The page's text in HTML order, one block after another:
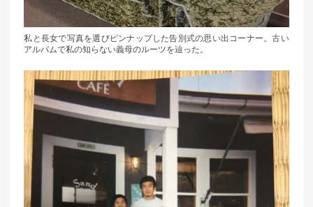
私と長女で写真を選びピンナップした告別式の思い出コーナー。古い
アルバムで私の知らない義母のルーツを辿った。